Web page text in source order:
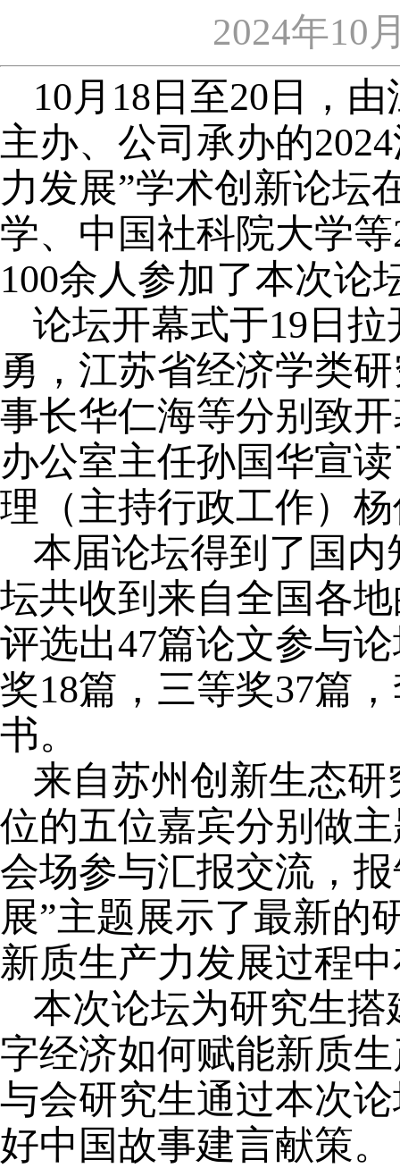
2024年10
10月18日至20日，
主办、公司承办的
力发展”学术创新论坛
学、中国社科院大学
100余人参加了本次论
论坛开幕式于19日
勇，江苏省经济学类
事长华仁海等分别致
办公室主任孙国华宣
理（主持行政工作）
本届论坛得到了国
坛共收到来自全国各
评选出47篇论文参与
奖18篇，三等奖37篇
书。
来自苏州创新生态
位的五位嘉宾分别做
会场参与汇报交流，
展”主题展示了最新的
新质生产力发展过程
本次论坛为研究生
字经济如何赋能新质
与会研究生通过本次
好中国故事建言献策。